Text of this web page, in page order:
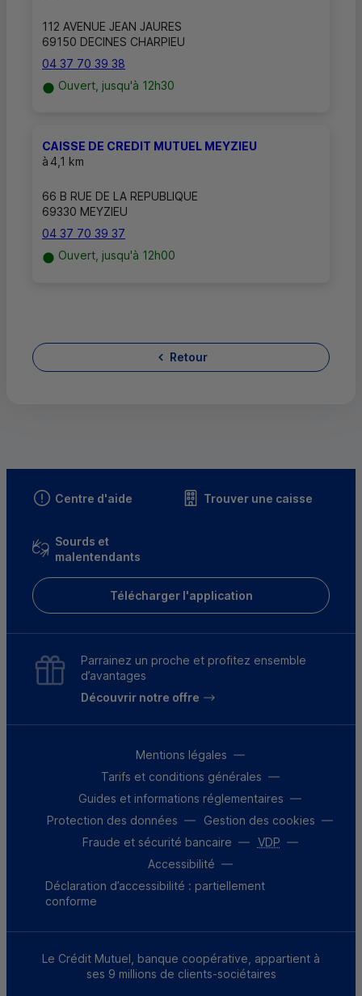
112 AVENUE JEAN JAURES
69150 DECINES CHARPIEU
04 37 70 39 38
Ouvert, jusqu'à 12h30
CAISSE DE CREDIT MUTUEL MEYZIEU
à 4,1 km
66 B RUE DE LA REPUBLIQUE
69330 MEYZIEU
04 37 70 39 37
Ouvert, jusqu'à 12h00
Retour
Centre d'aide Trouver une caisse
Sourds et
malentendants
Télécharger l'application
Parrainez un proche et profitez ensemble
d’avantages
Découvrir notre offre
Mentions légales
Tarifs et conditions générales
Guides et informations réglementaires
Protection des données
Gestion des cookies
Fraude et sécurité bancaire
VDP
Accessibilité
Déclaration d’accessibilité : partiellement
conforme
Le Crédit Mutuel, banque coopérative, appartient à
ses 9 millions de clients-sociétaires